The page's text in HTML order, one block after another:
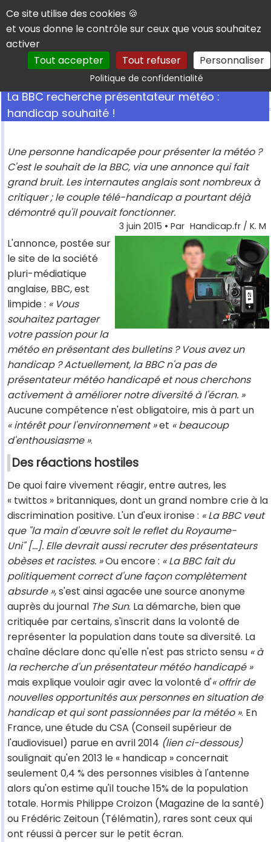
Panneau de gestion des cookies
Ce site utilise des cookies 🍪
et vous donne le contrôle sur ceux que vous souhaitez
activer
Tout accepter
Tout refuser Personnaliser
Politique de confidentialitéRechercher
La BBC recherche présentateur météo :
handicap souhaité !
Une personne handicapée pour présenter la météo ?
C'est le souhait de la BBC, via une annonce qui fait
grand bruit. Les internautes anglais sont nombreux à
critiquer ; le couple télé-handicap a pourtant déjà
démontré qu'il pouvait fonctionner.
3 juin 2015 • Par Handicap.fr / K. M
L'annonce, postée sur
le site de la société
pluri-médiatique
anglaise, BBC, est
limpide : « Vous
souhaitez partager
votre passion pour la
météo en présentant des bulletins ? Vous avez un
handicap ? Actuellement, la BBC n'a pas de
présentateur météo handicapé et nous cherchons
activement à améliorer notre diversité à l'écran. »
Aucune compétence n'est obligatoire, mis à part un
« intérêt pour l'environnement »et « beaucoup
d'enthousiasme ».
Des réactions hostiles
De quoi faire vivement réagir, entre autres, les
« twittos » britanniques, dont un grand nombre crie à la
discrimination positive. L'un d'eux ironise : « La BBC veut
que "la main d'œuvre soit le reflet du Royaume-
Uni" […]. Elle devrait aussi recruter des présentateurs
obèses et racistes. »Ou encore : « La BBC fait du
politiquement correct d'une façon complètement
absurde », s'est ainsi agacée une source anonyme
auprès du journal The Sun. La démarche, bien que
critiquée par certains, s'inscrit dans la volonté de
représenter la population dans toute sa diversité. La
chaîne déclare donc qu'elle n'est pas stricto sensu « à
la recherche d'un présentateur météo handicapé »
mais explique vouloir agir avec la volonté d'« offrir de
nouvelles opportunités aux personnes en situation de
handicap et qui sont passionnées par la météo ». En
France, une étude du CSA (Conseil supérieur de
l'audiovisuel) parue en avril 2014 (lien ci-dessous)
soulignait qu'en 2013 le « handicap » concernait
seulement 0,4 % des personnes visibles à l'antenne
alors qu'on estime qu'il touche 15% de la population
totale. Hormis Philippe Croizon (Magazine de la santé)
ou Frédéric Zeitoun (Télématin), rares sont ceux qui
ont réussi à percer sur le petit écran.